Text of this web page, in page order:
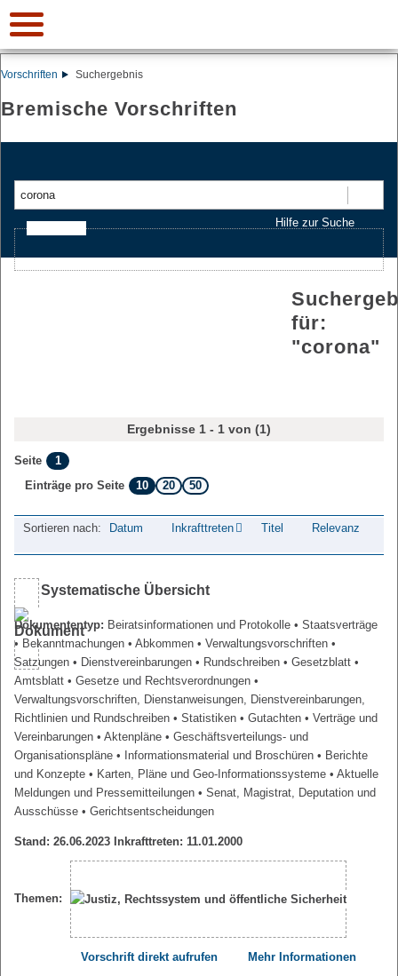
Vorschriften Suchergebnis
Bremische Vorschriften
Hilfe zur Suche
für:
"corona"
Ergebnisse 1 - 1 von (1)
Seite
1
Einträge pro Seite
10 20 50
Sortieren nach: Datum Inkrafttreten Titel Relevanz
Systematische Übersicht
Dokumententyp: Beiratsinformationen und Protokolle • Staatsverträge
• Bekanntmachungen • Abkommen • Verwaltungsvorschriften •
Satzungen • Dienstvereinbarungen • Rundschreiben • Gesetzblatt •
Amtsblatt • Gesetze und Rechtsverordnungen •
Verwaltungsvorschriften, Dienstanweisungen, Dienstvereinbarungen,
Richtlinien und Rundschreiben • Statistiken • Gutachten • Verträge und
Vereinbarungen • Aktenpläne • Geschäftsverteilungs- und
Organisationspläne • Informationsmaterial und Broschüren • Berichte
und Konzepte • Karten, Pläne und Geo-Informationssysteme • Aktuelle
Meldungen und Pressemitteilungen • Senat, Magistrat, Deputation und
Ausschüsse • Gerichtsentscheidungen
Stand: 26.06.2023 Inkrafttreten: 11.01.2000
Themen:
Vorschrift direkt aufrufen Mehr Informationen